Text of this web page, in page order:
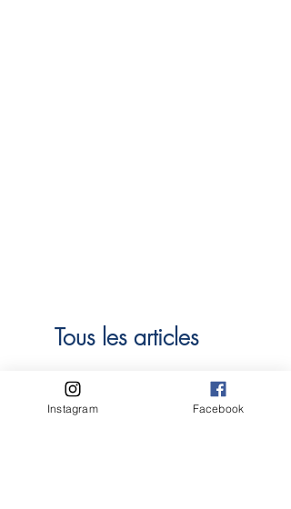
Tous les articles
Grand Cru
Instagram Facebook